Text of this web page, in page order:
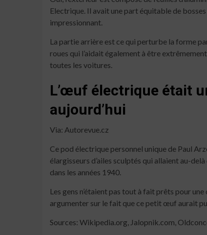
Electrique. Il avait une part équitable de
impressionnant.
La partie arrière est ce qui perturbe la forme
roues qui l’aidait également à être
toutes les voitures.
L’œuf électrique était
aujourd’hui
Via: Autorevue.cz
Ce pod électrique personnel unique de Paul
élargisseurs d’ailes sculptés qui allaient au-
dans les années 1940.
Les gens n’étaient pas tout à fait prêts pour
argumenter sur le fait que ce petit œuf aurait
Sources: Wikipedia.org, Jalopnik.com,